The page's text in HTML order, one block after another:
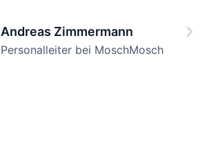
Andreas Zimmermann
Personalleiter bei MoschMosch